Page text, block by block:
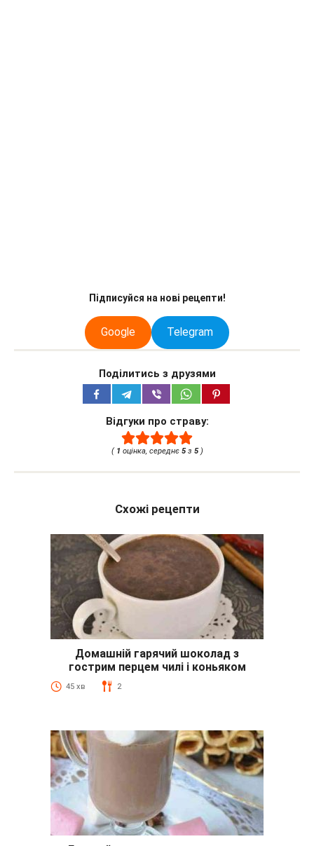
Підписуйся на нові рецепти!
Google Telegram
Поділитись з друзями
Відгуки про страву:
( 1 оцінка, середнє 5з 5)
Схожі рецепти
Домашній гарячий шоколад з
гострим перцем чилі і коньяком
45 хв 2